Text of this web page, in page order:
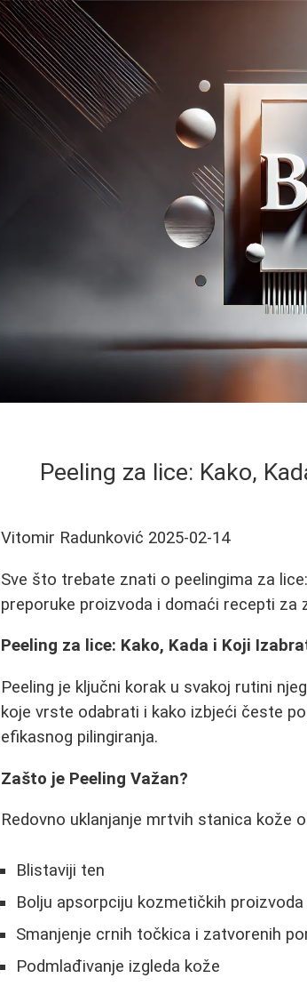
Peeling za lice: Kako,
Vitomir Radunković 2025-02-14
Sve što trebate znati o peelingima za
preporuke proizvoda i domaći recepti za
Peeling za lice: Kako, Kada i Koji
Peeling je ključni korak u svakoj rutini
koje vrste odabrati i kako izbjeći česte
efikasnog pilingiranja.
Zašto je Peeling Važan?
Redovno uklanjanje mrtvih stanica kože
Blistaviji ten
Bolju apsorpciju kozmetičkih proizvoda
Smanjenje crnih točkica i zatvorenih
Podmlađivanje izgleda kože